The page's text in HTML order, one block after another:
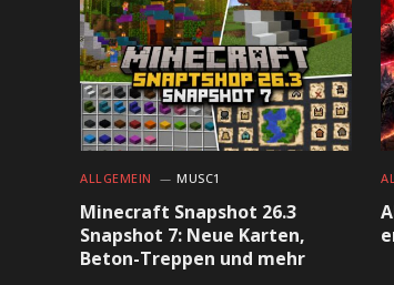
ALLGEMEIN MUSC1
Minecraft Snapshot 26.3
Snapshot 7: Neue Karten,
Beton-Treppen und mehr